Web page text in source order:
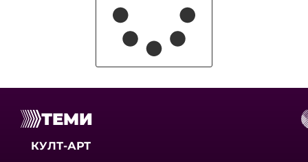
ТЕМИ
КУЛТ-АРТ